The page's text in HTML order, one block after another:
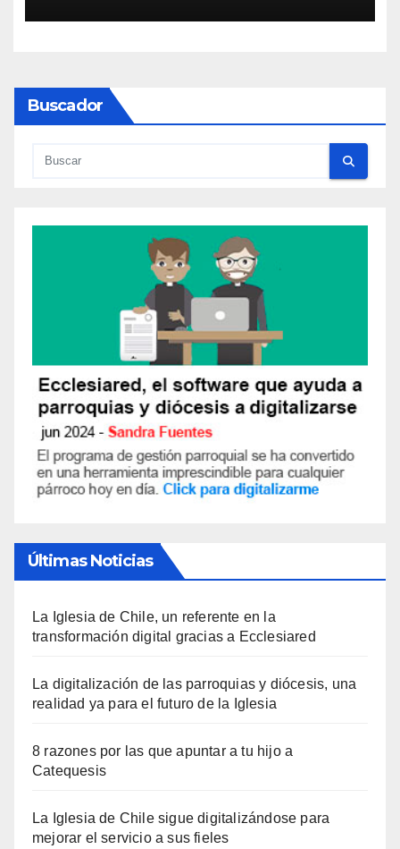
Buscador
Últimas Noticias
La Iglesia de Chile, un referente en la
transformación digital gracias a Ecclesiared
La digitalización de las parroquias y diócesis, una
realidad ya para el futuro de la Iglesia
8 razones por las que apuntar a tu hijo a
Catequesis
La Iglesia de Chile sigue digitalizándose para
mejorar el servicio a sus fieles